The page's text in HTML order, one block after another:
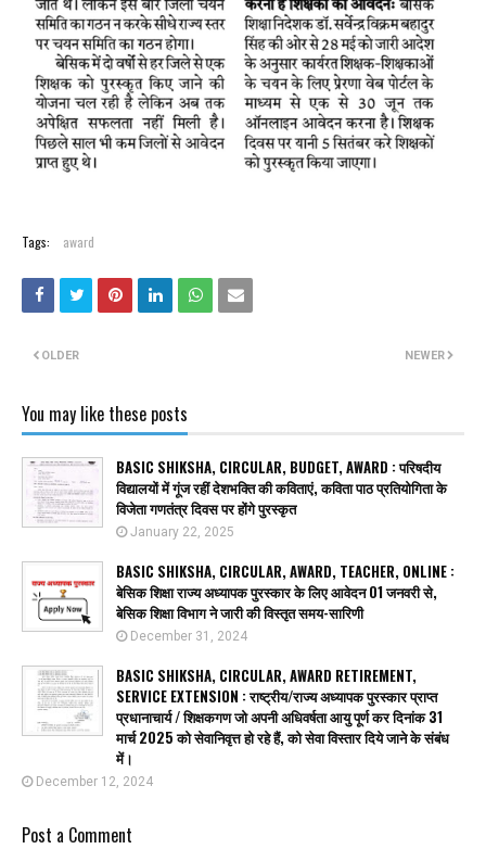
Tags: award
NEWER
OLDER
You may like these posts
BASIC SHIKSHA, CIRCULAR, BUDGET, AWARD : परिषदीय
विद्यालयों में गूंज रहीं देशभक्ति की कविताएं, कविता पाठ प्रतियोगिता के
विजेता गणतंत्र दिवस पर होंगे पुरस्कृत
January 22, 2025
BASIC SHIKSHA, CIRCULAR, AWARD, TEACHER, ONLINE :
बेसिक शिक्षा राज्य अध्यापक पुरस्कार के लिए आवेदन 01 जनवरी से,
बेसिक शिक्षा विभाग ने जारी की विस्तृत समय-सारिणी
December 31, 2024
BASIC SHIKSHA, CIRCULAR, AWARD RETIREMENT,
SERVICE EXTENSION : राष्ट्रीय/राज्य अध्यापक पुरस्कार प्राप्त
प्रधानाचार्य / शिक्षकगण जो अपनी अधिवर्षता आयु पूर्ण कर दिनांक 31
मार्च 2025 को सेवानिवृत्त हो रहे हैं, को सेवा विस्तार दिये जाने के संबंध
में।
December 12, 2024
Post a Comment